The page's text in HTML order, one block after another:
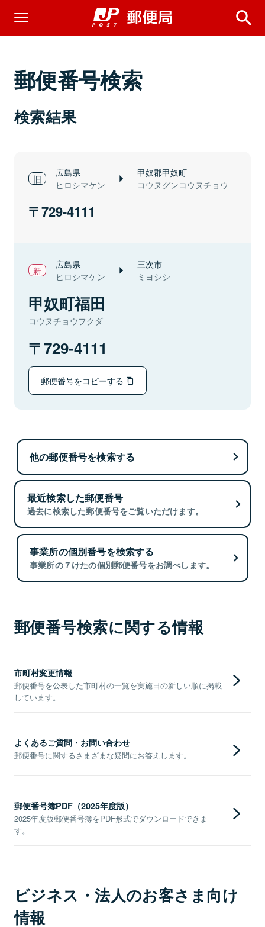
郵便番号検索
検索結果
広島県
ヒロシマケン
甲奴郡甲奴町
コウヌグンコウヌチョウ
729-4111
広島県
ヒロシマケン
三次市
ミヨシシ
甲奴町福田
コウヌチョウフクダ
729-4111
郵便番号をコピーする
他の郵便番号を検索する
最近検索した郵便番号
過去に検索した郵便番号をご覧いただけます。
事業所の個別番号を検索する
事業所の７けたの個別郵便番号をお調べします。
郵便番号検索に関する情報
市町村変更情報
郵便番号を公表した市町村の一覧を実施日の新しい順に掲載
しています。
よくあるご質問・お問い合わせ
郵便番号に関するさまざまな疑問にお答えします。
郵便番号簿PDF（2025年度版）
2025年度版郵便番号簿をPDF形式でダウンロードできま
す。
ビジネス・法人のお客さま向け
情報